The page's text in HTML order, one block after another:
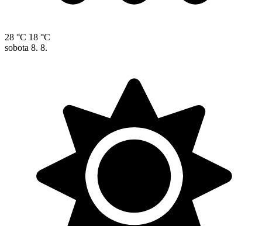
28 °C 18 °C
sobota 8. 8.